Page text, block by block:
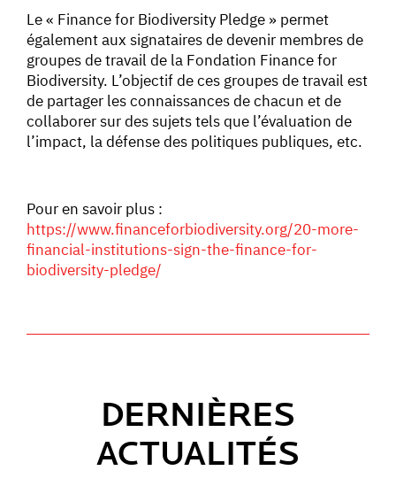
Le « Finance for Biodiversity Pledge » permet
également aux signataires de devenir membres de
groupes de travail de la Fondation Finance for
Biodiversity. L’objectif de ces groupes de travail est
de partager les connaissances de chacun et de
collaborer sur des sujets tels que l’évaluation de
l’impact, la défense des politiques publiques, etc.
Pour en savoir plus :
https://www.financeforbiodiversity.org/20-more-
financial-institutions-sign-the-finance-for-
biodiversity-pledge/
DERNIÈRES
ACTUALITÉS